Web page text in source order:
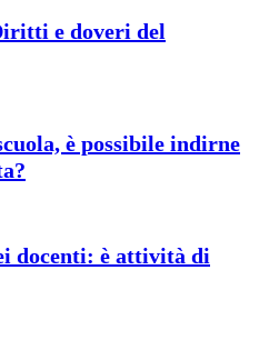
e doveri del
è possibile indirne
docenti: è attività di